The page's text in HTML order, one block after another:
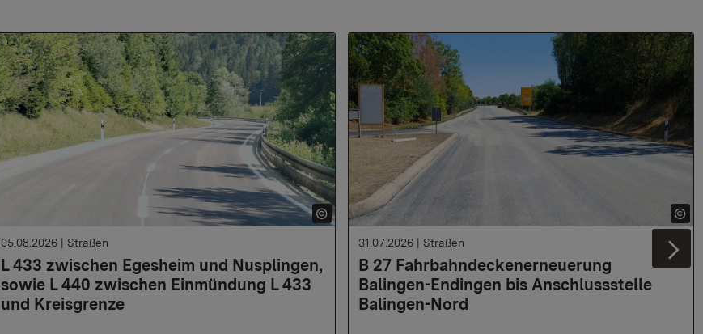
L 433 zwischen Egesheim und Nusplingen,
sowie L 440 zwischen Einmündung L 433
und Kreisgrenze
05.08.2026 | Straßen
B 27 Fahrbahndeckenerneuerung
Balingen-Endingen bis Anschlussstelle
Balingen-Nord
31.07.2026 | Straßen